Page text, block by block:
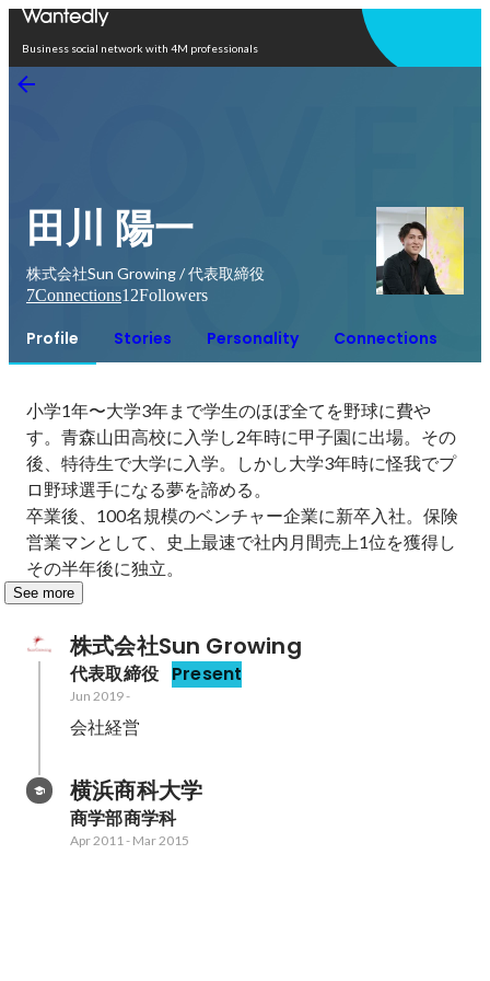
Business social network with 4M professionals
田川 陽一
株式会社Sun Growing / 代表取締役
7Connections12Followers
Profile Stories Personality Connections
小学1年〜大学3年まで学生のほぼ全てを野球に費や
す。青森山田高校に入学し2年時に甲子園に出場。その
後、特待生で大学に入学。しかし大学3年時に怪我でプ
ロ野球選手になる夢を諦める。
卒業後、100名規模のベンチャー企業に新卒入社。保険
営業マンとして、史上最速で社内月間売上1位を獲得し
その半年後に独立。
See more
株式会社Sun Growing
代表取締役 Present
Jun 2019-
会社経営
横浜商科大学
商学部商学科
Apr 2011- Mar 2015